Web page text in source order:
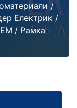
/
Електрик /
/ Рамка